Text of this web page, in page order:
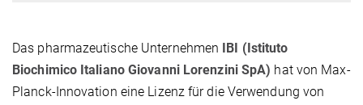
Das pharmazeutische Unternehmen
IBI (Istituto
Biochimico Italiano Giovanni Lorenzini SpA) hat von Max-
Planck-Innovation eine Lizenz für die Verwendung von